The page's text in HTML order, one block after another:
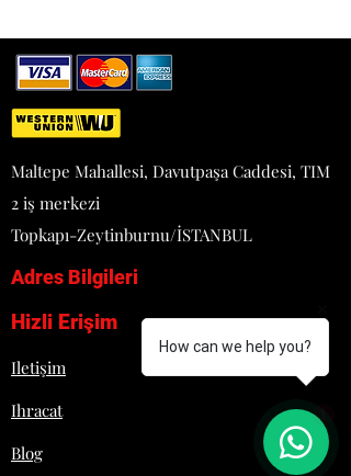
• 2, 4 ve 6 brülörlü modelleri vardır.
• Gaz muslukları emniyet ventillidir.
• Termokupl ve pilot ateşleme
tertibatı
vardır.
• Her bir brülör birbirinden
bağımsız
kontrol edilir.
• Kolay temizlenebilir, sağlam ve
DETAYLI TEKNİK BİLGİ 2.
Maltepe Mahallesi, Davutpaşa Caddesi, TIM
2 iş merkezi
Topkapı-Zeytinburnu/İSTANBUL
Adres Bilgileri
Hizli Erişim
Iletişim
Ihracat
Blog
How can we help you?